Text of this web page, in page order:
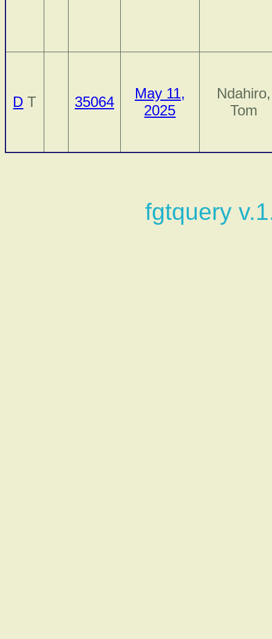
D T 35064
May 11,
2025
Ndahiro,
Tom
fgtquery